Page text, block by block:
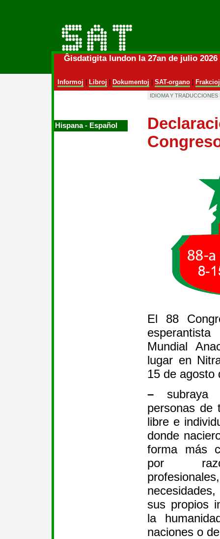
Ĝisdatigita lundon la 27an de julio
Informoj Libroj Dokumentoj SAT-organo| Frakcioj
Hispana ‑ Español
IDIOMA Y
El 88
Mundial
lugar en
15 de agosto
– subraya
personas de
libre e
donde
forma más
por
sus propios
la
naciones o